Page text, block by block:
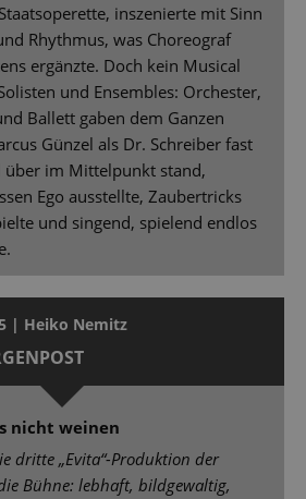
inszenierte mit Sinn
Rhythmus, was Choreograf
ergänzte. Doch kein Musical
und Ensembles: Orchester,
Ballett gaben dem Ganzen
Günzel als Dr. Schreiber fast
über im Mittelpunkt stand,
Ego ausstellte, Zaubertricks
und singend, spielend endlos
| Heiko Nemitz
nicht weinen
dritte „Evita“-Produktion der
Bühne: lebhaft, bildgewaltig,